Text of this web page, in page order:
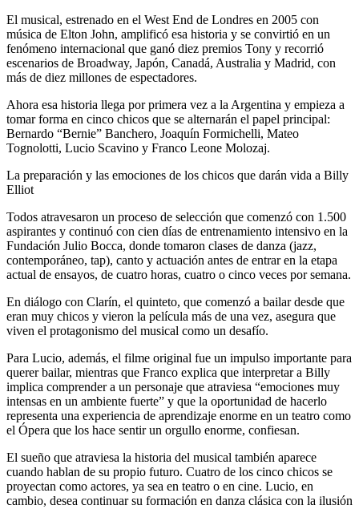
El musical, estrenado en el West End de Londres en 2005 con
música de Elton John, amplificó esa historia y se convirtió en un
fenómeno internacional que ganó diez premios Tony y recorrió
escenarios de Broadway, Japón, Canadá, Australia y Madrid, con
más de diez millones de espectadores.
Ahora esa historia llega por primera vez a la Argentina y empieza a
tomar forma en cinco chicos que se alternarán el papel principal:
Bernardo “Bernie” Banchero, Joaquín Formichelli, Mateo
Tognolotti, Lucio Scavino y Franco Leone Molozaj.
La preparación y las emociones de los chicos que darán vida a Billy
Elliot
Todos atravesaron un proceso de selección que comenzó con 1.500
aspirantes y continuó con cien días de entrenamiento intensivo en la
Fundación Julio Bocca, donde tomaron clases de danza (jazz,
contemporáneo, tap), canto y actuación antes de entrar en la etapa
actual de ensayos, de cuatro horas, cuatro o cinco veces por semana.
En diálogo con Clarín, el quinteto, que comenzó a bailar desde que
eran muy chicos y vieron la película más de una vez, asegura que
viven el protagonismo del musical como un desafío.
Para Lucio, además, el filme original fue un impulso importante para
querer bailar, mientras que Franco explica que interpretar a Billy
implica comprender a un personaje que atraviesa “emociones muy
intensas en un ambiente fuerte” y que la oportunidad de hacerlo
representa una experiencia de aprendizaje enorme en un teatro como
el Ópera que los hace sentir un orgullo enorme, confiesan.
El sueño que atraviesa la historia del musical también aparece
cuando hablan de su propio futuro. Cuatro de los cinco chicos se
proyectan como actores, ya sea en teatro o en cine. Lucio, en
cambio, desea continuar su formación en danza clásica con la ilusión